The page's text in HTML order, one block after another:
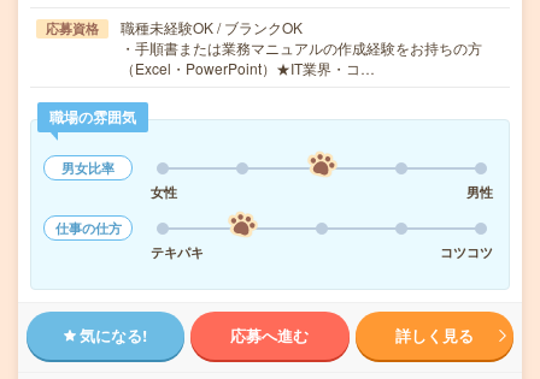
応募資格
職種未経験OK / ブランクOK
・手順書または業務マニュアルの作成経験をお持ちの方
（Excel・PowerPoint）★IT業界・コ…
職場の雰囲気
男女比率
女性
男性
仕事の仕方
テキパキ
コツコツ
気になる! 応募へ進む 詳しく見る